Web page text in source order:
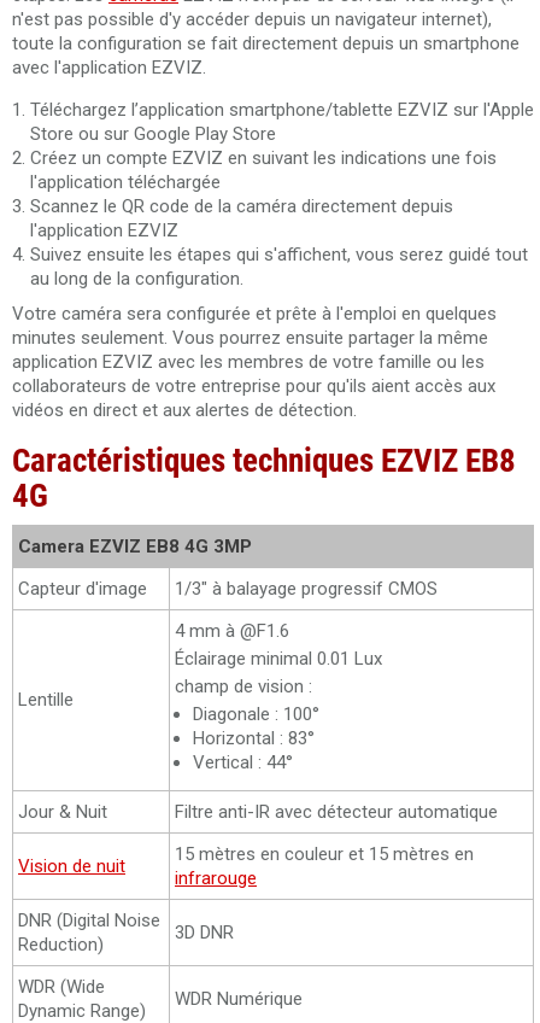
n'est pas possible d'y accéder depuis un navigateur internet),
toute la configuration se fait directement depuis un smartphone
avec l'application EZVIZ.
Téléchargez l’application smartphone/tablette EZVIZ sur l'Apple
Store ou sur Google Play Store
Créez un compte EZVIZ en suivant les indications une fois
l'application téléchargée
Scannez le QR code de la caméra directement depuis
l'application EZVIZ
Suivez ensuite les étapes qui s'affichent, vous serez guidé tout
au long de la configuration.
Votre caméra sera configurée et prête à l'emploi en quelques
minutes seulement. Vous pourrez ensuite partager la même
application EZVIZ avec les membres de votre famille ou les
collaborateurs de votre entreprise pour qu'ils aient accès aux
vidéos en direct et aux alertes de détection.
Caractéristiques techniques EZVIZ EB8
4G
Camera EZVIZ EB8 4G 3MP
Capteur d'image
1/3" à balayage progressif CMOS
Lentille
4 mm à @F1.6
Éclairage minimal 0.01 Lux
champ de vision :
Diagonale : 100°
Horizontal : 83°
Vertical : 44°
Jour & Nuit Filtre anti-IR avec détecteur automatique
Vision de nuit
15 mètres en couleur et 15 mètres en
infrarouge
DNR (Digital Noise
Reduction)
3D DNR
WDR (Wide
Dynamic Range)
WDR Numérique